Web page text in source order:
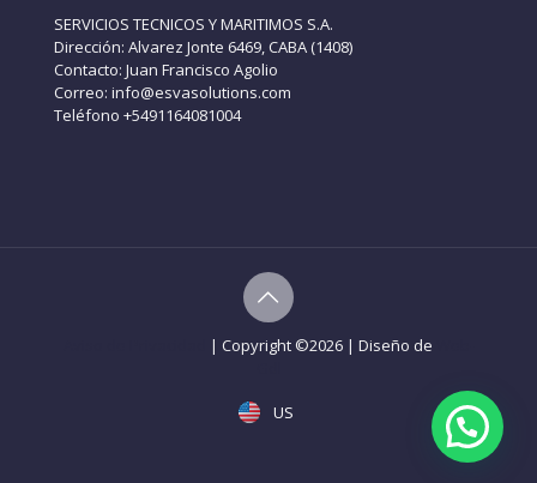
SERVICIOS TECNICOS Y MARITIMOS S.A.
Dirección: Alvarez Jonte 6469, CABA (1408)
Contacto: Juan Francisco Agolio
Correo: info@esvasolutions.com
Teléfono +5491164081004
| Copyright ©2026 | Diseño de
US